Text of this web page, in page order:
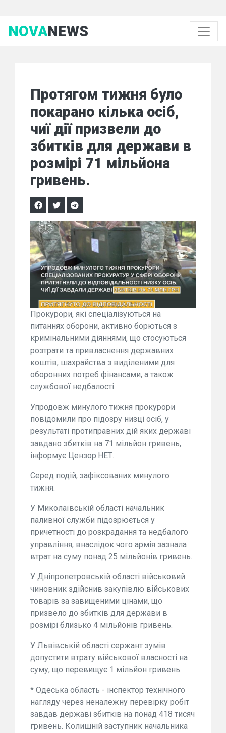
NOVANEWS
Протягом тижня було
покарано кілька осіб,
чиї дії призвели до
збитків для держави в
розмірі 71 мільйона
гривень.
Прокурори, які спеціалізуються на
питаннях оборони, активно борються з
кримінальними діяннями, що стосуються
розтрати та привласнення державних
коштів, шахрайства з виділеними для
оборонних потреб фінансами, а також
службової недбалості.
Упродовж минулого тижня прокурори
повідомили про підозру низці осіб, у
результаті протиправних дій яких державі
завдано збитків на 71 мільйон гривень,
інформує Цензор.НЕТ.
Серед подій, зафіксованих минулого
тижня:
У Миколаївській області начальник
паливної служби підозрюється у
причетності до розкрадання та недбалого
управління, внаслідок чого армія зазнала
втрат на суму понад 25 мільйонів гривень.
У Дніпропетровській області військовий
чиновник здійснив закупівлю військових
товарів за завищеними цінами, що
призвело до збитків для держави в
розмірі близько 4 мільйонів гривень.
У Львівській області сержант зумів
допустити втрату військової власності на
суму, що перевищує 1 мільйон гривень.
* Одеська область - інспектор технічного
нагляду через неналежну перевірку робіт
завдав державі збитків на понад 418 тисяч
гривень. Колишній заступник начальника